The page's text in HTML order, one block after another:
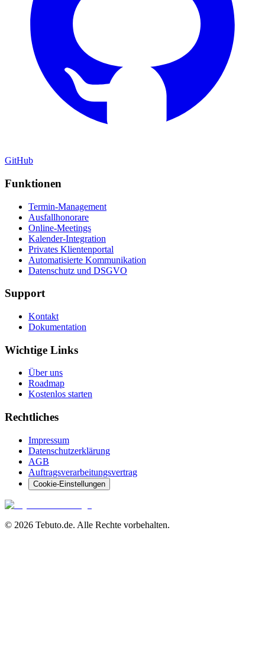
GitHub
Funktionen
Termin-Management
Ausfallhonorare
Online-Meetings
Kalender-Integration
Privates Klientenportal
Automatisierte Kommunikation
Datenschutz und DSGVO
Support
Kontakt
Dokumentation
Wichtige Links
Über uns
Roadmap
Kostenlos starten
Rechtliches
Impressum
Datenschutzerklärung
AGB
Auftragsverarbeitungsvertrag
Cookie-Einstellungen
© 2026 Tebuto.de. Alle Rechte vorbehalten.